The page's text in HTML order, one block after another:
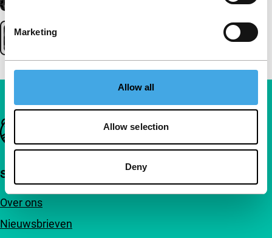
Marketing
Allow all
Allow selection
Deny
Belangrijke links
Snel naar
Over ons
Nieuwsbrieven